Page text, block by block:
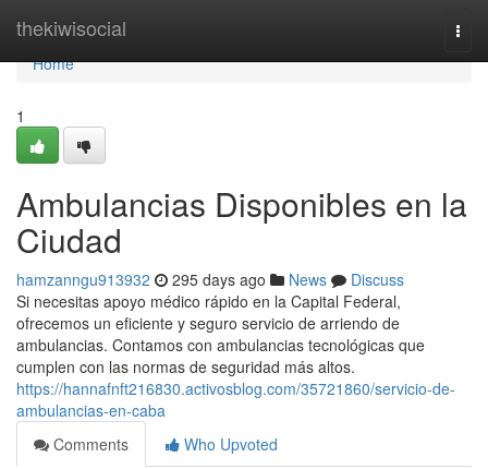
thekiwisocial
Home
Home
1
Ambulancias Disponibles en la
Ciudad
hamzanngu913932 295 days ago News
Discuss
Si necesitas apoyo médico rápido en la Capital Federal,
ofrecemos un eficiente y seguro servicio de arriendo de
ambulancias. Contamos con ambulancias tecnológicas que
cumplen con las normas de seguridad más altos.
https://hannafnft216830.activosblog.com/35721860/servicio-de-
ambulancias-en-caba
Comments
Who Upvoted